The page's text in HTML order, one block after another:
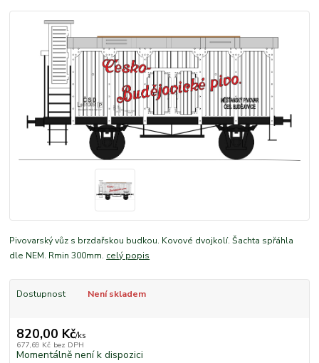
Pivovarský vůz s brzdařskou budkou. Kovové dvojkolí. Šachta spřáhla
dle NEM. Rmin 300mm. celý popis
Dostupnost Není skladem
820,00 Kč/ks
677,69 Kč bez DPH
Momentálně není k dispozici